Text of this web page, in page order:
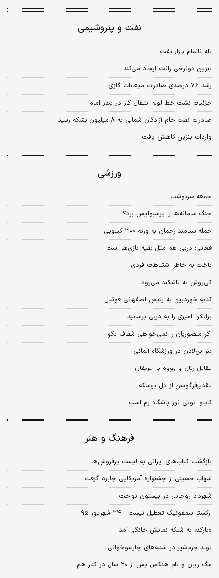
نفت و پتروشیمی
تله ناتمام بازار نفت
بنزین دونرخی رانت ایجاد می‌کند
رشد ٧٦ درصدی صادرات میعانات گازی
جزئیات نشت خط لوله انتقال گاز در بندر امام
صادرات نفت خام آزادگان شمالی به ٨ میلیون بشکه رسید
واردات بنزین کاهش یافت
ورزشی
جمعه سرنوشت
جنگ سامانه‌ها را پرسپولیس برد؟
حمله سیامند رحمان به وزنه ۳۰۰ کیلویی
فغانی: دربی هم مثل بقیه بازی‌ها است
باخت به خاطر اشتباهات فردی
کی‌روش به تاشکند می‌رود
کنایه خوردبین به رئیس اصفهانی فوتبال
برانکو: امیری را به دربی برسانید
اگر منصوریان را نمی‌خواهی شفاف بگو
بنر بن‌لادن در ورزشگاه آلمانی
تقابل رئال و یووه با حریفان
تقدیرفرگوسن از دل بوسکه
کاپلو: توتی نور باشگاه رم است
فرهنگ و هنر
بازگشت کتاب‌های ایرانی به لیست پرفروش‌ها
شهاب حسینی از جشنواره آمریکایی جایزه گرفت
شهرداد روحانی در بیستون نواخت
ارکستر سمفونیک تعطیل نیست - ۲۴ شهریور ۹۵
«بارکد» به شبکه نمایش خانگی آمد
تولد چرم‌شیر در شنبه‌های چارسوخوانی
مگ رایان و تام هنکس پس از ۲۰ سال در کنار هم